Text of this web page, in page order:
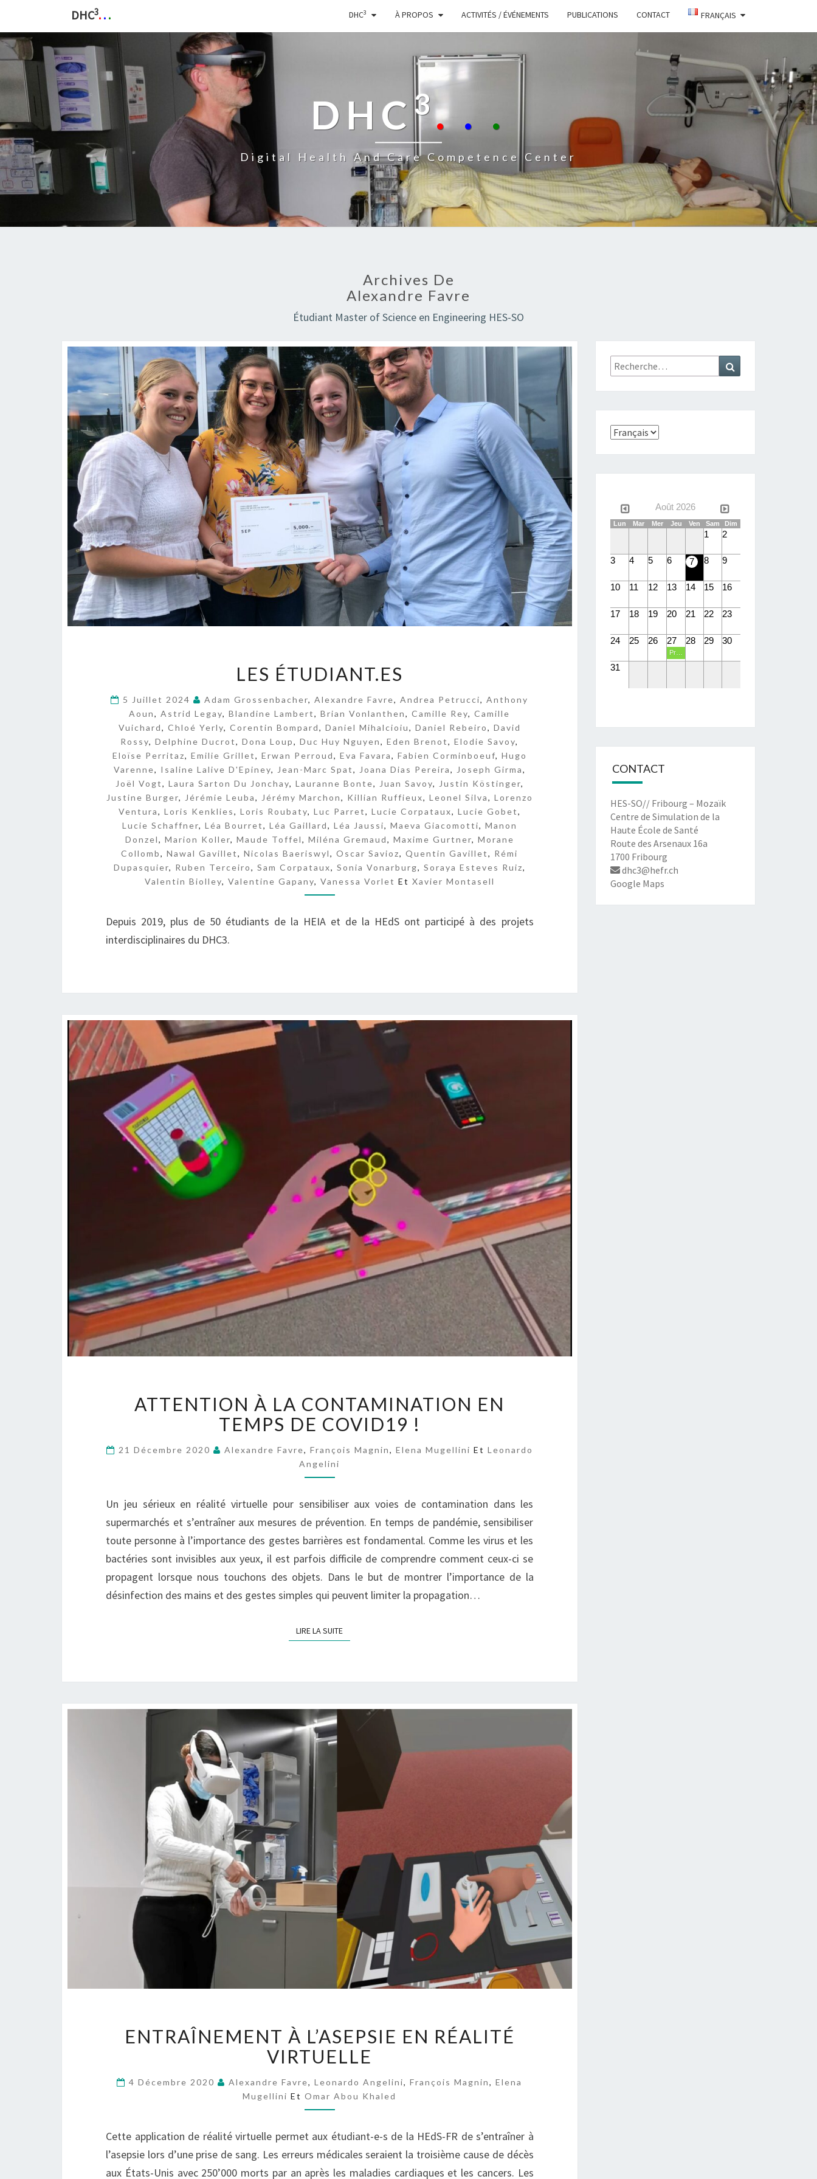
DHC3. . . DHC3 À PROPOS ACTIVITÉS / ÉVÉNEMENTS PUBLICATIONS CONTACT FRANÇAIS
DHC 3. . .
Digital Health And Care Competence Center
Archives De
Alexandre Favre
Étudiant Master of Science en Engineering HES-SO
E
É
T
U
I
A
N
T
.
E
S
LES ÉTUDIANT.ES
5 Juillet 2024 Adam Grossenbacher,Alexandre Favre,Andrea Petrucci,Anthony
Aoun,Astrid Legay,Blandine Lambert,Brian Vonlanthen,Camille Rey,Camille
Vuichard, Chloé Yerly, Corentin Bompard, Daniel Mihalcioiu, Daniel Rebeiro, David
Rossy,Delphine Ducrot,Dona Loup,Duc Huy Nguyen,Eden Brenot,Elodie Savoy,
Eloïse Perritaz, Emilie Grillet, Erwan Perroud, Eva Favara, Fabien Corminboeuf, Hugo
Varenne, Isaline Lalive D'Epiney, Jean-Marc Spat, Joana Dias Pereira, Joseph Girma,
Joël Vogt, Laura Sarton Du Jonchay, Lauranne Bonte, Juan Savoy, Justin Köstinger,
Justine Burger, Jérémie Leuba, Jérémy Marchon, Killian Ruffieux, Leonel Silva, Lorenzo
Ventura, Loris Kenklies, Loris Roubaty, Luc Parret, Lucie Corpataux, Lucie Gobet,
Lucie Schaffner, Léa Bourret, Léa Gaillard, Léa Jaussi, Maeva Giacomotti, Manon
Donzel, Marion Koller, Maude Toffel, Miléna Gremaud, Maxime Gurtner, Morane
Collomb,Nawal Gavillet,Nicolas Baeriswyl,Oscar Savioz,Quentin Gavillet, Rémi
Dupasquier, Ruben Terceiro, Sam Corpataux, Sonia Vonarburg, Soraya Esteves Ruiz,
Valentin Biolley, Valentine Gapany, Vanessa Vorlet Et Xavier Montasell
Depuis 2019, plus de 50 étudiants de la HEIA et de la HEdS ont participé à des projets
interdisciplinaires du DHC3.
T
T
E
N
T
I
N
À
L
A
C
N
A
N
T
I
O
D
C
ATTENTION À LA CONTAMINATION EN
TEMPS DE COVID19 !
21 Décembre 2020 Alexandre Favre, François Magnin, Elena Mugellini Et Leonardo
Angelini
Un jeu sérieux en réalité virtuelle pour sensibiliser aux voies de contamination dans les
supermarchés et s’entraîner aux mesures de prévention. En temps de pandémie, sensibiliser
toute personne à l’importance des gestes barrières est fondamental. Comme les virus et les
bactéries sont invisibles aux yeux, il est parfois difficile de comprendre comment ceux-ci se
propagent lorsque nous touchons des objets. Dans le but de montrer l’importance de la
désinfection des mains et des gestes simples qui peuvent limiter la propagation…
LIRE LA SUITE
N
T
R
A
Î
N
M
E
N
ENTRAÎNEMENT À L’ASEPSIE EN RÉALITÉ
VIRTUELLE
4 Décembre 2020 Alexandre Favre,Leonardo Angelini,François Magnin,Elena
Mugellini EtOmar Abou Khaled
Cette application de réalité virtuelle permet aux étudiant-e-s de la HEdS-FR de s’entraîner à
l’asepsie lors d’une prise de sang. Les erreurs médicales seraient la troisième cause de décès
aux États-Unis avec 250’000 morts par an après les maladies cardiaques et les cancers. Les
Rechercher :
Choisir
Août 2026
Lun Mar Mer Jeu Ven Sam Dim
1 2
3 4 5 6 7 8 9
10 11 12 13 14 15 16
17 18 19 20 21 22 23
24 25 26 27
Présentations PIT eHealth
28 29 30
31
CONTACT
HES-SO// Fribourg – Mozaïk
Centre de Simulation de la
Haute École de Santé
Route des Arsenaux 16a
1700 Fribourg
dhc3@hefr.ch
Google Maps